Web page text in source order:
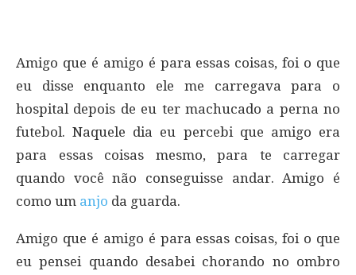
Amigo que é amigo é para essas coisas, foi o que
eu disse enquanto ele me carregava para o
hospital depois de eu ter machucado a perna no
futebol. Naquele dia eu percebi que amigo era
para essas coisas mesmo, para te carregar
quando você não conseguisse andar. Amigo é
como um anjo da guarda.
Amigo que é amigo é para essas coisas, foi o que
eu pensei quando desabei chorando no ombro